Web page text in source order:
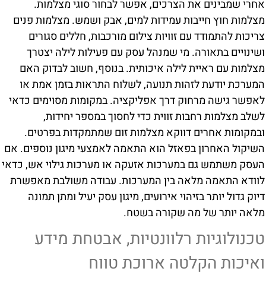
אחרי שמבינים את הצרכים, אפשר לבחור סוגי מצלמות.
מצלמות חוץ חייבות עמידות למים, אבק ושמש. מצלמות פנים
צריכות להתמודד עם זוויות צילום מורכבות, חללים סגורים
ושינויים בתאורה. מי שמנהל עסק עם פעילות לילה יצטרך
מצלמות עם ראיית לילה איכותית. בנוסף, חשוב לבדוק האם
המערכת יודעת לזהות תנועה, לשלוח התראות בזמן אמת או
לאפשר גישה מרחוק דרך אפליקציה. במקומות מסוימים כדאי
לשלב מצלמות רחבות זווית כדי לחסוך במספר יחידות,
ובמקומות אחרים דווקא מצלמות זום שמתמקדות בפרטים.
השיקול האחרון בפאזל הוא התאמה לאמצעי מיגון נוספים. אם
העסק משתמש גם במערכות אזעקה או מערכות גילוי אש, כדאי
לוודא התאמה מלאה בין המערכות. עבודה משולבת מאפשרת
דיוק גדול יותר בזיהוי אירועים, מיגון עסק יעיל ומתן תמונה
מלאה יותר של מה שקורה בשטח.
טכנולוגיות רלוונטיות, אבטחת מידע
ואיכות הקלטה ארוכת טווח